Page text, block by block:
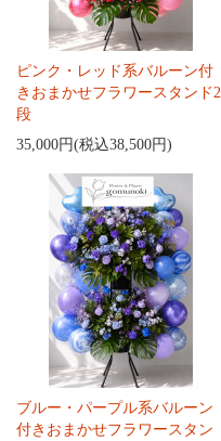
ピンク・レッド系バルーン付
きおまかせフラワースタンド2
段
35,000円(税込38,500円)
ブルー・パープル系バルーン
付きおまかせフラワースタン